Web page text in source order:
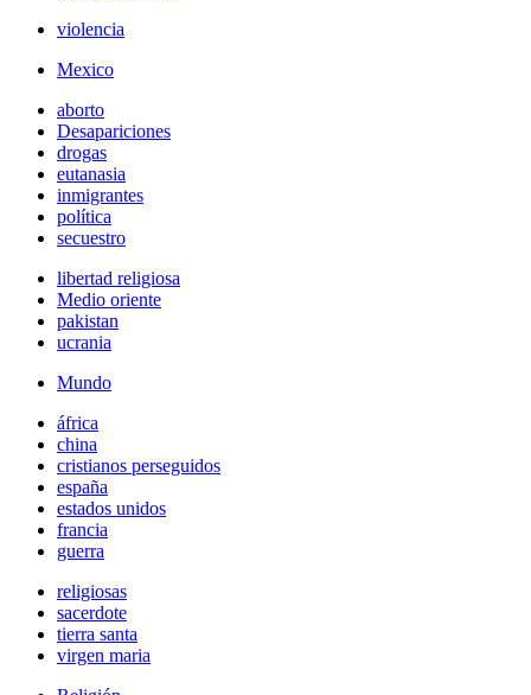
violencia
Mexico
aborto
Desapariciones
drogas
eutanasia
inmigrantes
política
secuestro
libertad religiosa
Medio oriente
pakistan
ucrania
Mundo
áfrica
china
cristianos perseguidos
españa
estados unidos
francia
guerra
religiosas
sacerdote
tierra santa
virgen maria